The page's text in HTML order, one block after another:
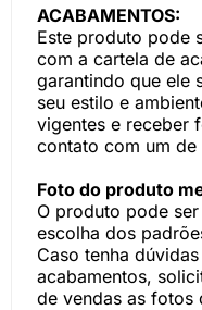
ACABAMENTOS:
Este produto pode
com a cartela de
garantindo que ele
seu estilo e
vigentes e receber
contato com um de
Foto do produto
O produto pode
escolha dos
Caso tenha
acabamentos,
de vendas as fotos